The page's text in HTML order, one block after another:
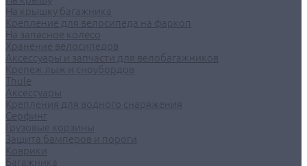
На крышку багажника
Крепление для велосипеда на фаркоп
На запасное колесо
Хранение велосипедов
Аксессуары и запчасти для велобагажников
Крепеж лыж и сноубордов
Thule
Аксессуары
Крепления для водного снаряжения
Серфинг
Грузовые корзины
Защита бамперов и пороги
Коврики
Багажника